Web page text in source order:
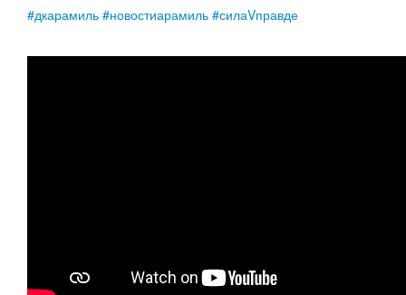
#дкарамиль #новостиарамиль #силаVправде